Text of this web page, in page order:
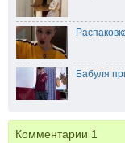
Бабуля
Комментарии 1